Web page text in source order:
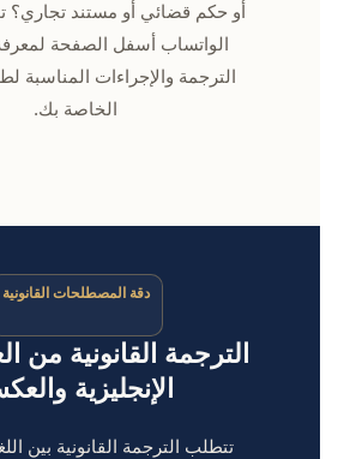
أو حكم قضائي أو مستند تجاري؟
الواتساب أسفل الصفحة
الترجمة والإجراءات المناسبة
الخاصة بك.
دقة المصطلحات القانونية
الترجمة القانونية من
الإنجليزية
تتطلب الترجمة القانونية بين